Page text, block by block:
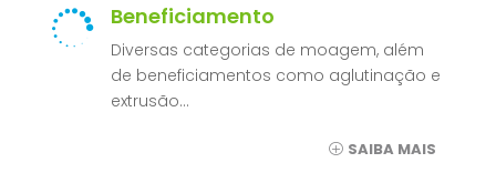
 Beneficiamento
Diversas categorias de moagem, além
de beneficiamentos como aglutinação e
extrusão…
SAIBA MAIS